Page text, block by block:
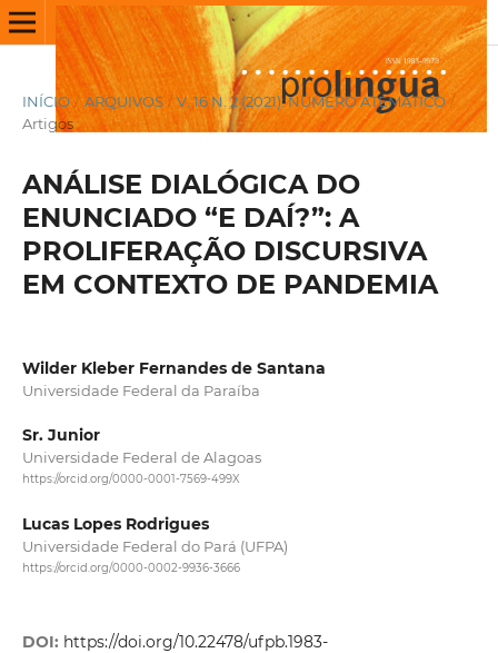
INÍCIO / ARQUIVOS / V. 16 N. 2 (2021): NÚMERO ATEMÁTICO /
Artigos
ANÁLISE DIALÓGICA DO
ENUNCIADO “E DAÍ?”: A
PROLIFERAÇÃO DISCURSIVA
EM CONTEXTO DE PANDEMIA
Wilder Kleber Fernandes de Santana
Universidade Federal da Paraíba
Sr. Junior
Universidade Federal de Alagoas
https://orcid.org/0000-0001-7569-499X
Lucas Lopes Rodrigues
Universidade Federal do Pará (UFPA)
https://orcid.org/0000-0002-9936-3666
DOI: https://doi.org/10.22478/ufpb.1983-